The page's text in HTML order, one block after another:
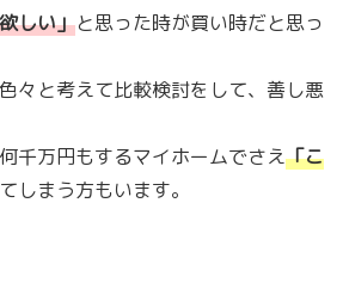
しい」と思った時が買い時だと思っ
々と考えて比較検討をして、善し悪
千万円もするマイホームでさえ「こ
しまう方もいます。